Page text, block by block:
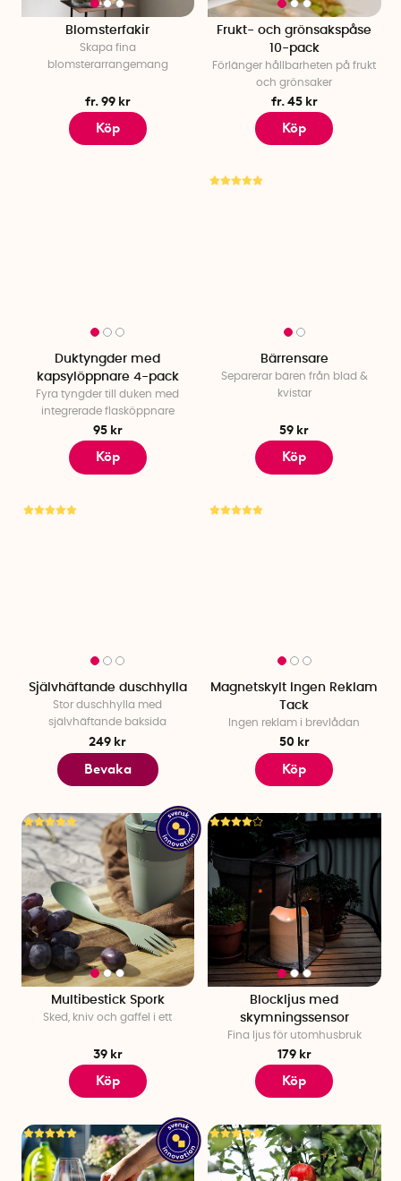
Blomsterfakir
Skapa fina
blomsterarrangemang
fr. 99 kr
Köp
Frukt- och grönsakspåse
10-pack
Förlänger hållbarheten på frukt
och grönsaker
fr. 45 kr
Köp
Duktyngder med
kapsylöppnare 4-pack
Fyra tyngder till duken med
integrerade flasköppnare
95 kr
Köp
Bärrensare
Separerar bären från blad &
kvistar
59 kr
Köp
Självhäftande duschhylla
Stor duschhylla med
självhäftande baksida
249 kr
Bevaka
Magnetskylt Ingen Reklam
Tack
Ingen reklam i brevlådan
50 kr
Köp
Multibestick Spork
Sked, kniv och gaffel i ett
39 kr
Köp
Blockljus med
skymningssensor
Fina ljus för utomhusbruk
179 kr
Köp